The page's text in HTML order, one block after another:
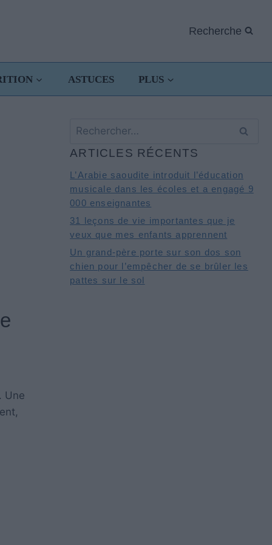
Recherche
ASTUCES PLUS
Une
Rechercher :
ARTICLES RÉCENTS
L’Arabie saoudite introduit l’éducation
musicale dans les écoles et a engagé 9
000 enseignantes
31 leçons de vie importantes que je
veux que mes enfants apprennent
Un grand-père porte sur son dos son
chien pour l’empêcher de se brûler les
pattes sur le sol